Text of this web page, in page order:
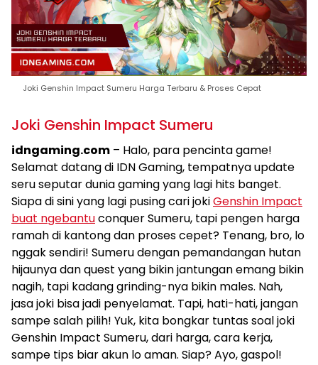
Joki Genshin Impact Sumeru Harga Terbaru & Proses Cepat
Joki Genshin Impact Sumeru
idngaming.com – Halo, para pencinta game!
Selamat datang di IDN Gaming, tempatnya update
seru seputar dunia gaming yang lagi hits banget.
Siapa di sini yang lagi pusing cari jokiGenshin Impact
buat ngebantuconquer Sumeru, tapi pengen harga
ramah di kantong dan proses cepet? Tenang, bro, lo
nggak sendiri! Sumeru dengan pemandangan hutan
hijaunya dan quest yang bikin jantungan emang bikin
nagih, tapi kadang grinding-nya bikin males. Nah,
jasa joki bisa jadi penyelamat. Tapi, hati-hati, jangan
sampe salah pilih! Yuk, kita bongkar tuntas soal joki
Genshin Impact Sumeru, dari harga, cara kerja,
sampe tips biar akun lo aman. Siap? Ayo, gaspol!